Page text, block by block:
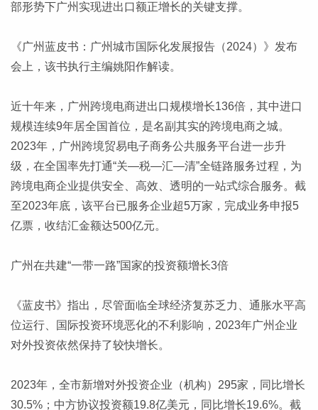
部形势下广州实现进出口额正增长的关键支撑。
《广州蓝皮书：广州城市国际化发展报告（2024）》发布
会上，该书执行主编姚阳作解读。
近十年来，广州跨境电商进出口规模增长136倍，其中进口
规模连续9年居全国首位，是名副其实的跨境电商之城。
2023年，广州跨境贸易电子商务公共服务平台进一步升
级，在全国率先打通“关—税—汇—清”全链路服务过程，为
跨境电商企业提供安全、高效、透明的一站式综合服务。截
至2023年底，该平台已服务企业超5万家，完成业务申报5
亿票，收结汇金额达500亿元。
广州在共建“一带一路”国家的投资额增长3倍
《蓝皮书》指出，尽管面临全球经济复苏乏力、通胀水平高
位运行、国际投资环境恶化的不利影响，2023年广州企业
对外投资依然保持了较快增长。
2023年，全市新增对外投资企业（机构）295家，同比增长
30.5%；中方协议投资额19.8亿美元，同比增长19.6%。截